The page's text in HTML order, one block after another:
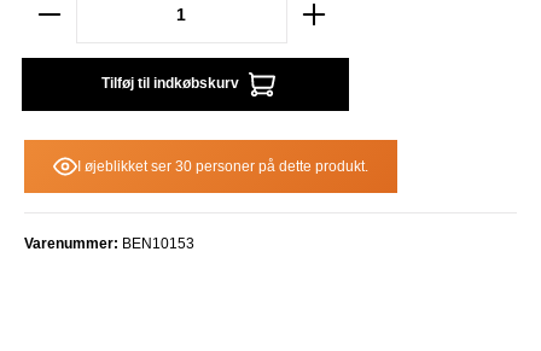
Tilføj til indkøbskurv
I øjeblikket ser 30 personer på dette produkt.
Varenummer: BEN10153